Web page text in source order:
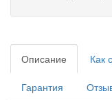
Описание Как
Гарантия